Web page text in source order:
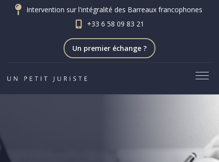
Intervention sur l'intégralité des Barreaux francophones
+33 6 58 09 83 21
Un premier échange ?
Panneau de gestion des cookies